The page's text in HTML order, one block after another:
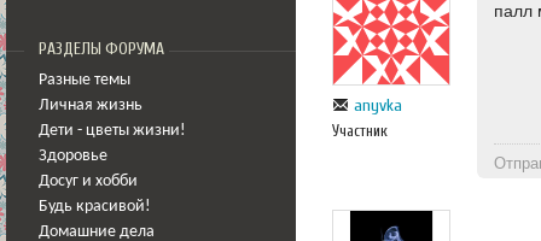
РАЗДЕЛЫ ФОРУМА
Разные темы
Личная жизнь
Дети - цветы жизни!
Здоровье
Досуг и хобби
Будь красивой!
Домашние дела
anyvka
Участник
палл